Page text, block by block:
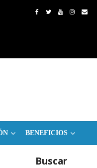
BENEFICIOS
Buscar